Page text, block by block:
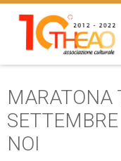
MARATONA
NOI